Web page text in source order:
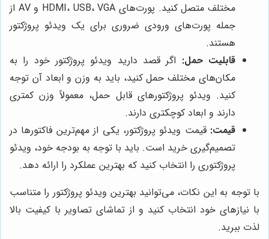
مختلف متصل کنید. پورت‌های HDMI، USB، VGA و AV از
جمله پورت‌های ورودی ضروری برای یک ویدئو پروژکتور
هستند.
قابلیت حمل: اگر قصد دارید ویدئو پروژکتور خود را به
مکان‌های مختلف حمل کنید، باید به وزن و ابعاد آن توجه
کنید. ویدئو پروژکتورهای قابل حمل، معمولاً وزن کمتری
دارند و ابعاد کوچکتری دارند.
قیمت: قیمت ویدئو پروژکتور، یکی از مهم‌ترین فاکتورها در
تصمیم‌گیری خرید است. باید با توجه به بودجه خود، ویدئو
پروژکتوری را انتخاب کنید که بهترین عملکرد را ارائه دهد.
با توجه به این نکات، می‌توانید بهترین ویدئو پروژکتور را متناسب
با نیازهای خود انتخاب کنید و از تماشای تصاویر با کیفیت بالا
لذت ببرید.